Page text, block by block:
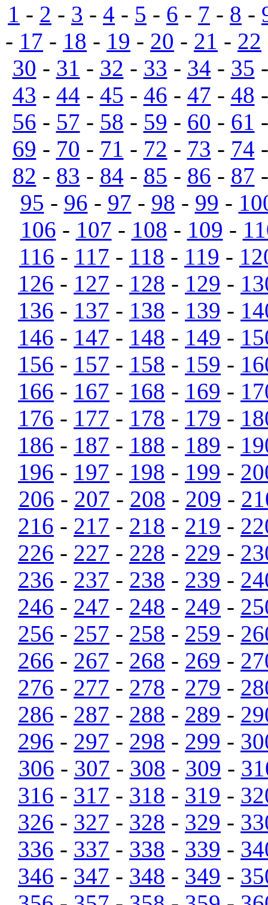
1 - 2 - 3 - 4 - 5 - 6 - 7 - 8 -
- 17 - 18 - 19 - 20 - 21 - 22
30 - 31 - 32 - 33 - 34 - 35
43 - 44 - 45 - 46 - 47 - 48
56 - 57 - 58 - 59 - 60 - 61
69 - 70 - 71 - 72 - 73 - 74
82 - 83 - 84 - 85 - 86 - 87
95 - 96 - 97 - 98 - 99 -
106 - 107 - 108 - 109 -
116 - 117 - 118 - 119 -
126 - 127 - 128 - 129 -
136 - 137 - 138 - 139 -
146 - 147 - 148 - 149 -
156 - 157 - 158 - 159 -
166 - 167 - 168 - 169 -
176 - 177 - 178 - 179 -
186 - 187 - 188 - 189 -
196 - 197 - 198 - 199 -
206 - 207 - 208 - 209 -
216 - 217 - 218 - 219 -
226 - 227 - 228 - 229 -
236 - 237 - 238 - 239 -
246 - 247 - 248 - 249 -
256 - 257 - 258 - 259 -
266 - 267 - 268 - 269 -
276 - 277 - 278 - 279 -
286 - 287 - 288 - 289 -
296 - 297 - 298 - 299 -
306 - 307 - 308 - 309 -
316 - 317 - 318 - 319 -
326 - 327 - 328 - 329 -
336 - 337 - 338 - 339 -
346 - 347 - 348 - 349 -